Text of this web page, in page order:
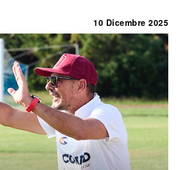
10 Dicembre 2025